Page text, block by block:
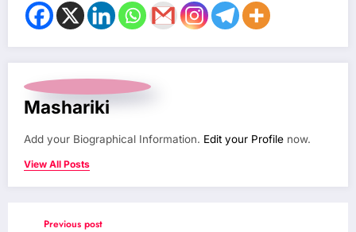
Mashariki
Add your Biographical Information. Edit your Profile now.
View All Posts
Previous post